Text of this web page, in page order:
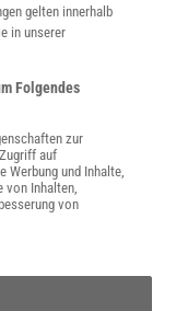
krankheitsbedingte
und einer
fördert über die
und
gelten innerhalb
in unserer
Folgendes
zur
auf
Werbung und Inhalte,
von Inhalten,
von